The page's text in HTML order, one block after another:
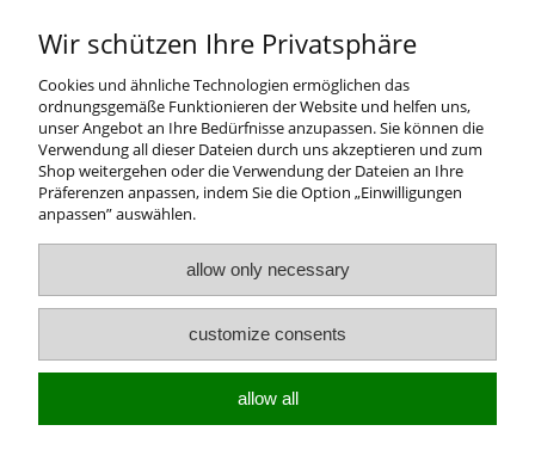
SENDEN
Ich stimme der Verarbeitung meiner personenbezogenen
Daten durch Agroplast Weisen in Übereinstimmung mit
dem Gesetz über den Schutz persönlicher Daten vom 29.
August 1997. (Gesetzblatt Nr. 101, Pos.. 926 2002.) Um
den Newsletter zu erhalten
© 2018 AGROPLAST
Sklep internetowy Shoper.pl
Wir schützen Ihre Privatsphäre
Cookies und ähnliche Technologien ermöglichen das
ordnungsgemäße Funktionieren der Website und helfen uns,
unser Angebot an Ihre Bedürfnisse anzupassen. Sie können die
Verwendung all dieser Dateien durch uns akzeptieren und zum
Shop weitergehen oder die Verwendung der Dateien an Ihre
Präferenzen anpassen, indem Sie die Option „Einwilligungen
anpassen” auswählen.
allow only necessary
customize consents
allow all